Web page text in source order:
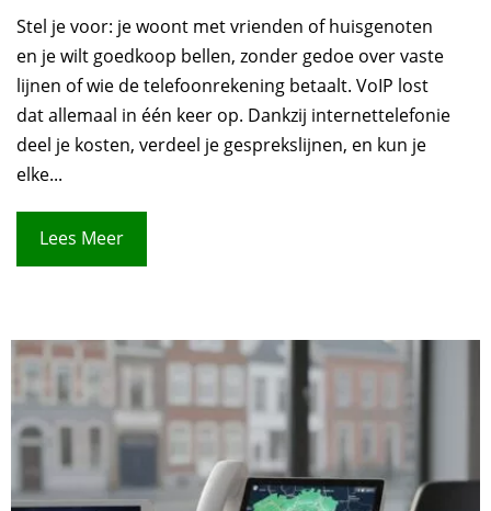
Stel je voor: je woont met vrienden of huisgenoten
en je wilt goedkoop bellen, zonder gedoe over vaste
lijnen of wie de telefoonrekening betaalt. VoIP lost
dat allemaal in één keer op. Dankzij internettelefonie
deel je kosten, verdeel je gesprekslijnen, en kun je
elke...
Lees Meer